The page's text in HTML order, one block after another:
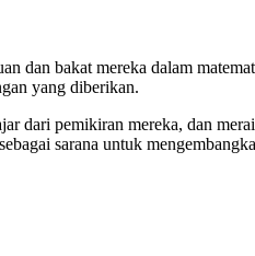
dan bakat mereka dalam
yang diberikan.
dari pemikiran mereka, dan
sarana untuk